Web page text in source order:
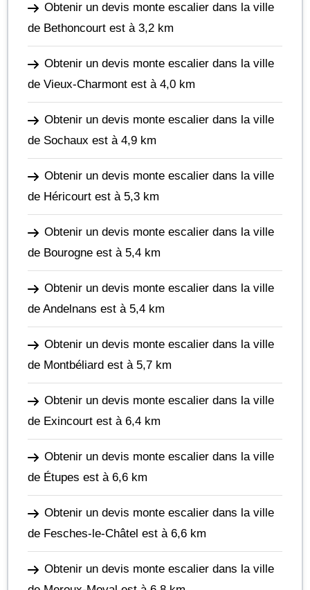
Obtenir un devis monte escalier dans la ville
de Bethoncourt est à 3,2 km
Obtenir un devis monte escalier dans la ville
de Vieux-Charmont est à 4,0 km
Obtenir un devis monte escalier dans la ville
de Sochaux est à 4,9 km
Obtenir un devis monte escalier dans la ville
de Héricourt est à 5,3 km
Obtenir un devis monte escalier dans la ville
de Bourogne est à 5,4 km
Obtenir un devis monte escalier dans la ville
de Andelnans est à 5,4 km
Obtenir un devis monte escalier dans la ville
de Montbéliard est à 5,7 km
Obtenir un devis monte escalier dans la ville
de Exincourt est à 6,4 km
Obtenir un devis monte escalier dans la ville
de Étupes est à 6,6 km
Obtenir un devis monte escalier dans la ville
de Fesches-le-Châtel est à 6,6 km
Obtenir un devis monte escalier dans la ville